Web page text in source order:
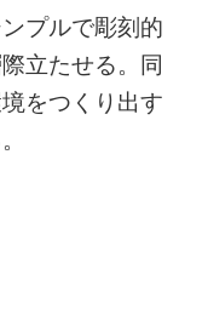
プルで彫刻的
立たせる。同
をつくり出す